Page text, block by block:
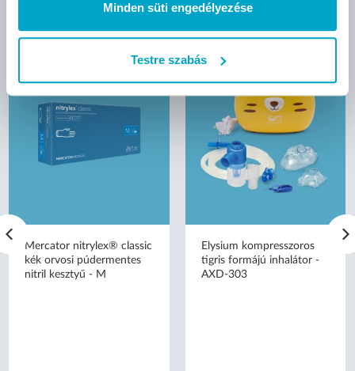
Minden süti engedélyezése
Testre szabás
Mercator nitrylex® classic
kék orvosi púdermentes
nitril kesztyű - M
Elysium kompresszoros
tigris formájú inhalátor -
AXD-303